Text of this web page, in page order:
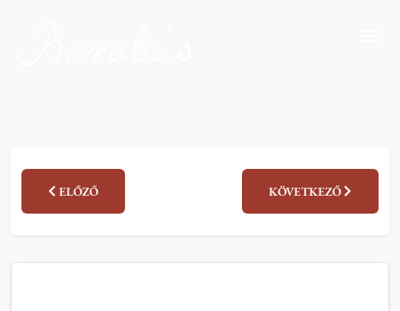
ELŐZŐ KÖVETKEZŐ